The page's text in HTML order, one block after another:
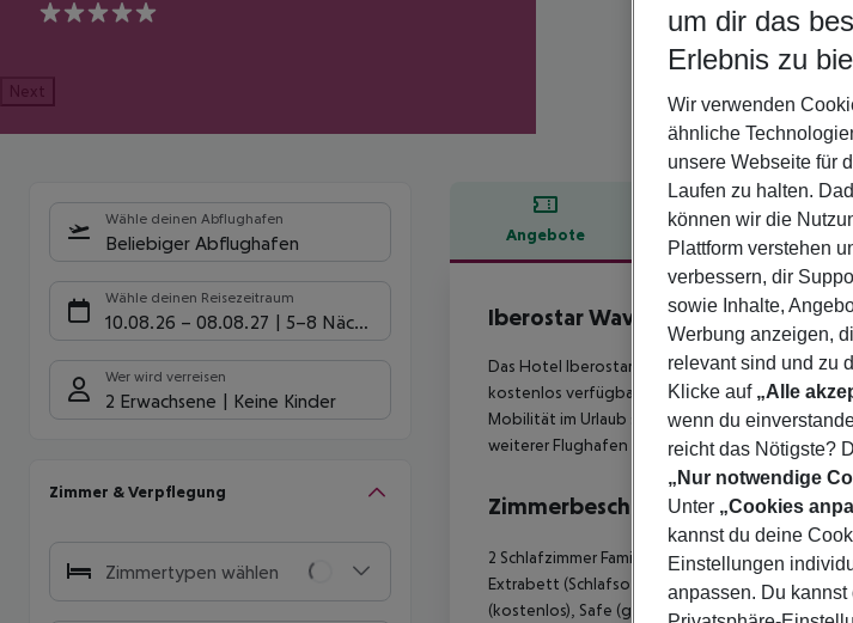
5
Next
Wähle deinen Abflughafen
Beliebiger Abflughafen
Wähle deinen Reisezeitraum
10.08.26 – 08.08.27 5-8 Nächte
Wer wird verreisen
2 Erwachsene Keine Kinder
Zimmer & Verpflegung
Zimmertypen wählen
Angebote
Hotelbeschreibung
Iberostar Waves Dominicana
5
Das Hotel Iberostar Waves Dominicana liegt ca.
kostenlos verfügbar. Die Stadt Higuey La
Mobilität im Urlaub sorgen neben einem
weiterer Flughafen (LRM) liegt in etwa 88 km
Zimmerbeschreibung
2 Schlafzimmer Familienzimmer (Gartenblick,
Extrabett (Schlafsofa), gefliestem Boden,
(kostenlos), Safe (ggf. geg. Gebühr) und
um dir das
Erlebnis zu
Wir verwenden
ähnliche
unsere Webseite für
Laufen zu halten.
können wir die
Plattform verstehen
verbessern, dir
sowie Inhalte,
Werbung anzeigen,
relevant sind und zu
Klicke auf „Alle
wenn du
reicht das Nötigste?
„Nur notwendige
Unter „Cookies
kannst du deine
Einstellungen
anpassen. Du kannst